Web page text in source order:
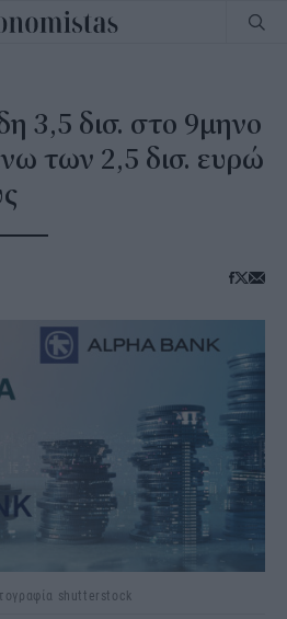
3,5 δισ. στο 9μηνο
των 2,5 δισ. ευρώ
shutterstock